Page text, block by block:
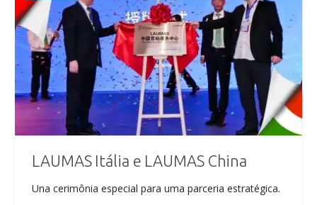
LAUMAS Itália e LAUMAS China
Una cerimônia especial para uma parceria estratégica.